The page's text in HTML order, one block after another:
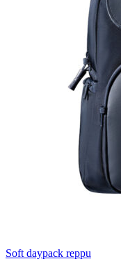
Soft daypack reppu